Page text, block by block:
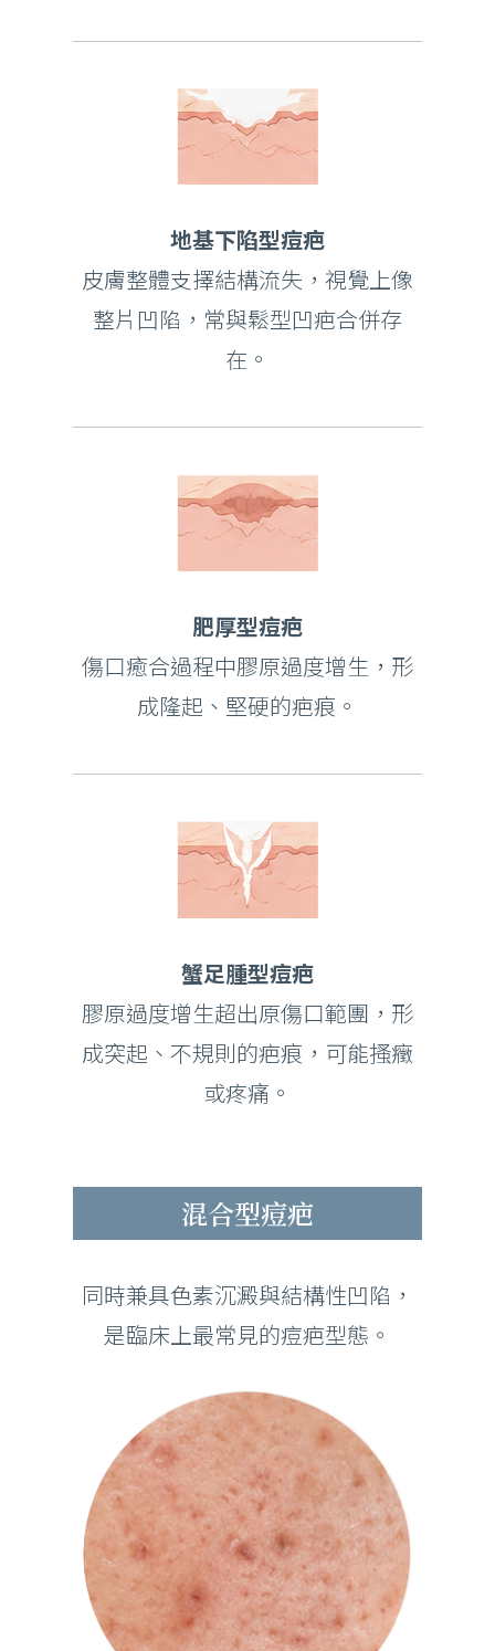
地基下陷型痘疤
皮膚整體支擇結構流失，視覺上像
整片凹陷，常與鬆型凹疤合併存
在。
肥厚型痘疤
傷口癒合過程中膠原過度增生，形
成隆起、堅硬的疤痕。
蟹足腫型痘疤
膠原過度增生超出原傷口範團，形
成突起、不規則的疤痕，可能搔癥
或疼痛。
混合型痘疤
同時兼具色素沉澱與結構性凹陷，
是臨床上最常見的痘疤型態。